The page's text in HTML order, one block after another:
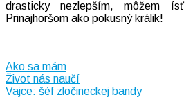
drasticky nezlepším, môžem ísť
Prinajhoršom ako pokusný králik!
Ako sa mám
Navigácia
v
Život nás naučí
Vajce: šéf zločineckej bandy